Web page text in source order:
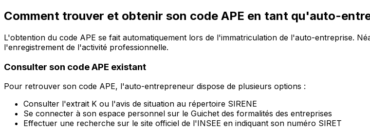
Comment trouver et obtenir son code APE en tant qu'auto-
L'obtention du code APE se fait automatiquement lors de l'immatriculation de l'auto-entreprise.
l'enregistrement de l'activité professionnelle.
Consulter son code APE existant
Pour retrouver son code APE, l'auto-entrepreneur dispose de plusieurs options :
Consulter l'extrait K ou l'avis de situation au répertoire SIRENE
Se connecter à son espace personnel sur le Guichet des formalités des entreprises
Effectuer une recherche sur le site officiel de l'INSEE en indiquant son numéro SIRET